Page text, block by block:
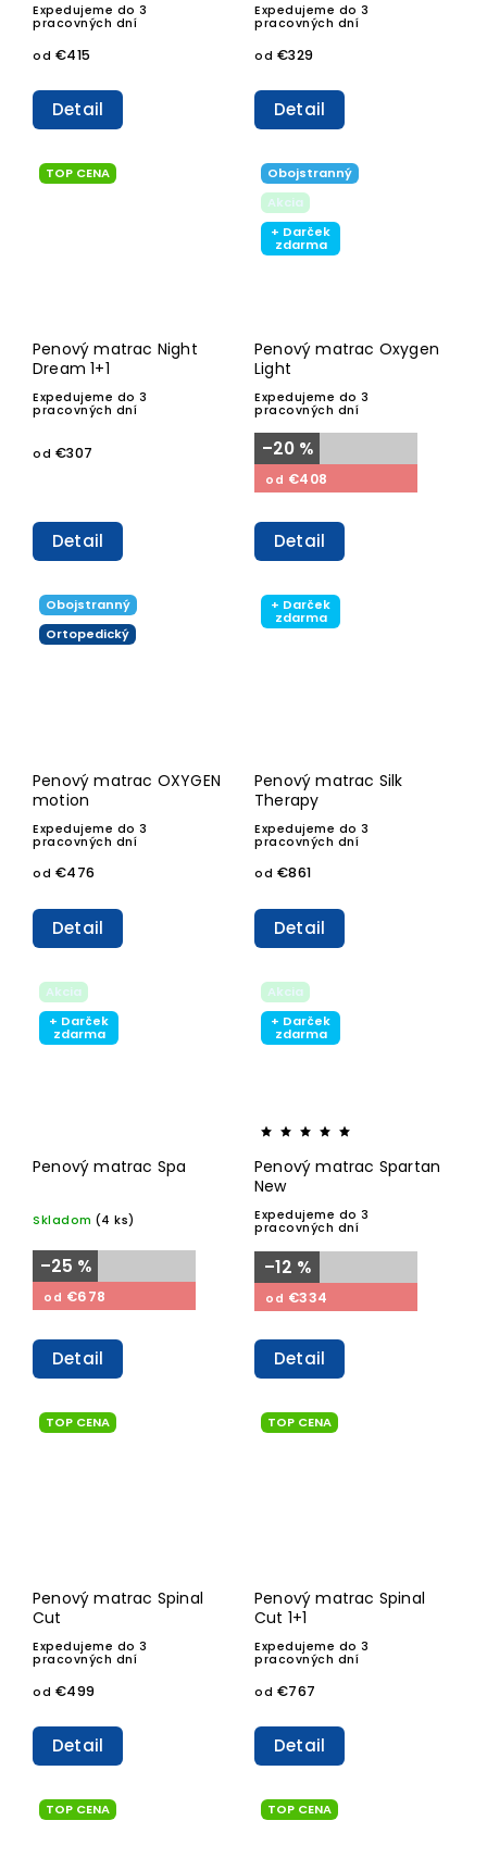
Expedujeme do 3
pracovných dní
od €415
Detail
Expedujeme do 3
pracovných dní
od €329
Detail
TOP CENA
Penový matrac Night
Dream 1+1
Expedujeme do 3
pracovných dní
od €307
Detail
Obojstranný
Akcia
+ Darček
zdarma
Penový matrac Oxygen
Light
Expedujeme do 3
pracovných dní
–20 %
od €408
Detail
Obojstranný
Ortopedický
Penový matrac OXYGEN
motion
Expedujeme do 3
pracovných dní
od €476
Detail
+ Darček
zdarma
Penový matrac Silk
Therapy
Expedujeme do 3
pracovných dní
od €861
Detail
Akcia
+ Darček
zdarma
Penový matrac Spa
Skladom (4 ks)
–25 %
od €678
Detail
Akcia
+ Darček
zdarma
Penový matrac Spartan
New
Expedujeme do 3
pracovných dní
–12 %
od €334
Detail
TOP CENA
Penový matrac Spinal
Cut
Expedujeme do 3
pracovných dní
od €499
Detail
TOP CENA
Penový matrac Spinal
Cut 1+1
Expedujeme do 3
pracovných dní
od €767
Detail
TOP CENA TOP CENA